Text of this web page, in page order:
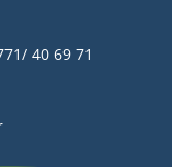
40 69 71